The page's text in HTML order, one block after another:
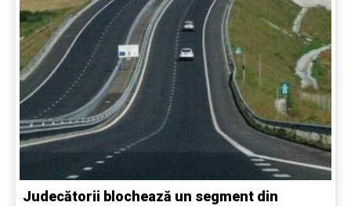
Judecătorii blochează un segment din